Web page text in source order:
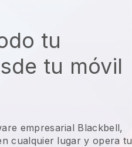
tu
tu móvil
empresarial Blackbell,
cualquier lugar yopera tu